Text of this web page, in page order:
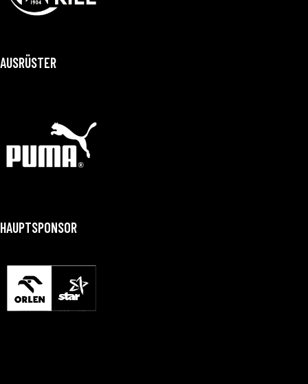
AUSRÜSTER
HAUPTSPONSOR